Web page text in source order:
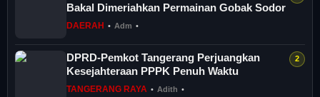
Bakal Dimeriahkan Permainan Gobak Sodor
DAERAH • Adm •
DPRD-Pemkot Tangerang Perjuangkan
Kesejahteraan PPPK Penuh Waktu
TANGERANG RAYA • Adith •